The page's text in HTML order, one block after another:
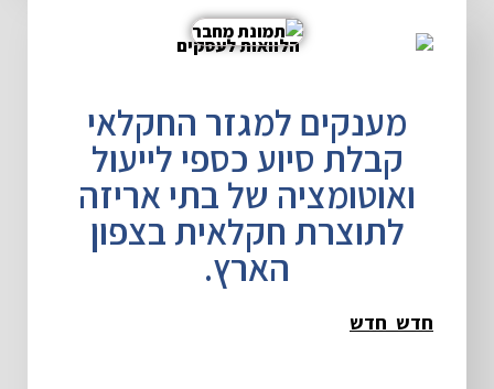
מענקים למגזר החקלאי
קבלת סיוע כספי לייעול
ואוטומציה של בתי אריזה
לתוצרת חקלאית בצפון
הארץ.
חדש חדש